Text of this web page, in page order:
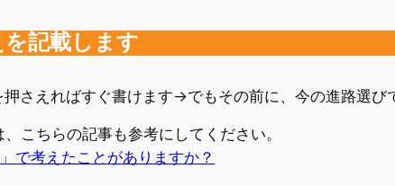
記載します
さえればすぐ書けます→でもその前に、今の進路選び
こちらの記事も参考にしてください。
で考えたことがありますか？